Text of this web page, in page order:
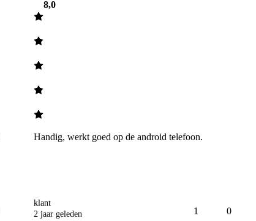
8,0
Handig, werkt goed op de android telefoon.
klant
2 jaar geleden
1 0